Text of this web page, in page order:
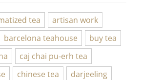
tea
artisan work
barcelona teahouse
buy tea
caj chai pu-erh tea
chinese tea
darjeeling